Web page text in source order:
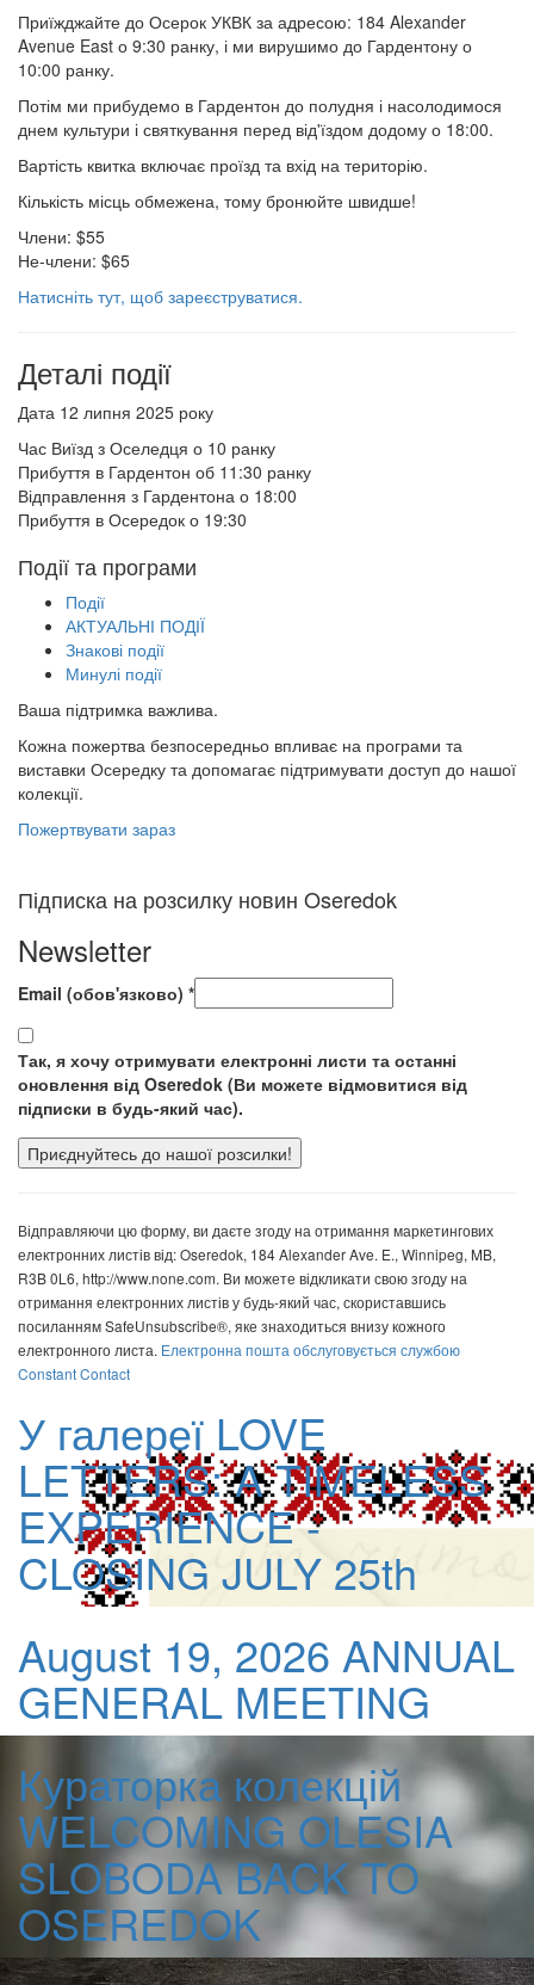
Приїжджайте до Осерок УКВК за адресою: 184 Alexander
Avenue East о 9:30 ранку, і ми вирушимо до Гардентону о
10:00 ранку.
Потім ми прибудемо в Гардентон до полудня і насолодимося
днем культури і святкування перед від'їздом додому о 18:00.
Вартість квитка включає проїзд та вхід на територію.
Кількість місць обмежена, тому бронюйте швидше!
Члени: $55
Не-члени: $65
Натисніть тут, щоб зареєструватися.
Деталі події
Дата 12 липня 2025 року
Час Виїзд з Оселедця о 10 ранку
Прибуття в Гардентон об 11:30 ранку
Відправлення з Гардентона о 18:00
Прибуття в Осередок о 19:30
Події та програми
Події
АКТУАЛЬНІ ПОДІЇ
Знакові події
Минулі події
Ваша підтримка важлива.
Кожна пожертва безпосередньо впливає на програми та
виставки Осередку та допомагає підтримувати доступ до нашої
колекції.
Пожертвувати зараз
Підписка на розсилку новин Oseredok
Newsletter
Email (обов'язково) *
Так, я хочу отримувати електронні листи та останні
оновлення від Oseredok (Ви можете відмовитися від
підписки в будь-який час).
контакту.
Будь
ласка,
залиште
це
поле
порожнім.
Відправляючи цю форму, ви даєте згоду на отримання маркетингових
електронних листів від: Oseredok, 184 Alexander Ave. E., Winnipeg, MB,
R3B 0L6, http://www.none.com. Ви можете відкликати свою згоду на
отримання електронних листів у будь-який час, скориставшись
посиланням SafeUnsubscribe®, яке знаходиться внизу кожного
електронного листа. Електронна пошта обслуговується службою
Constant Contact
У галереї LOVE
LETTERS: A TIMELESS
EXPERIENCE -
CLOSING JULY 25th
August 19, 2026 ANNUAL
GENERAL MEETING
Кураторка колекцій
WELCOMING OLESIA
SLOBODA BACK TO
OSEREDOK